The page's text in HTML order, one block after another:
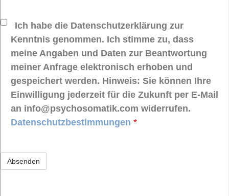
Ich habe die Datenschutzerklärung zur
Kenntnis genommen. Ich stimme zu, dass
meine Angaben und Daten zur Beantwortung
meiner Anfrage elektronisch erhoben und
gespeichert werden. Hinweis: Sie können Ihre
Einwilligung jederzeit für die Zukunft per E-Mail
an info@psychosomatik.com widerrufen.
Datenschutzbestimmungen *